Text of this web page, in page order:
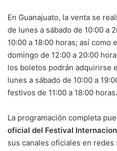
En Guanajuato, la venta se
de lunes a sábado de 10:00 a
10:00 a 18:00 horas; así como
domingo de 12:00 a 20:00
los boletos podrán adquirirse
lunes a sábado de 10:00 a
festivos de 11:00 a 18:00 horas.
La programación completa
oficial del Festival
sus canales oficiales en redes